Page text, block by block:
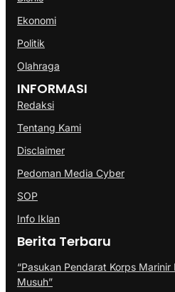
Ekonomi
Politik
Olahraga
INFORMASI
Redaksi
Tentang Kami
Disclaimer
Pedoman Media Cyber
SOP
Info Iklan
Berita Terbaru
“Pasukan Pendarat Korps
Musuh”